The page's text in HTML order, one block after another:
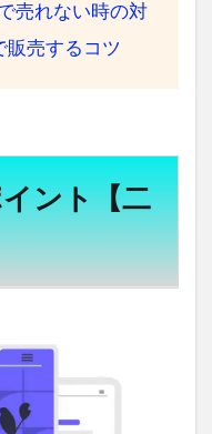
売れない時の対
販売するコツ
ント【二